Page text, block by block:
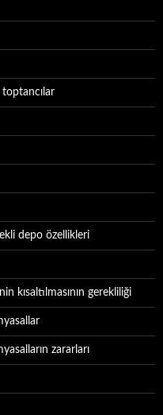
depo özellikleri
kısaltılmasının gerekliliği
zararları